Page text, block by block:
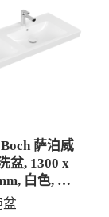
萨泊威
盆, 1300 x
白色, 有